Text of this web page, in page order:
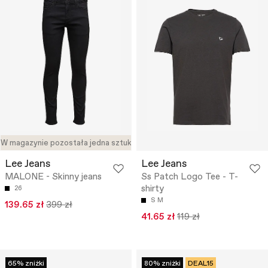
W magazynie pozostała jedna sztuka
Lee Jeans
MALONE - Skinny jeans
26
139.65 zł 399 zł
Lee Jeans
Ss Patch Logo Tee - T-
shirty
S M
41.65 zł 119 zł
65% zniżki 80% zniżki DEAL15